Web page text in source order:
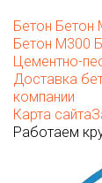
Бетон Бетон
Бетон М300
Цементно-
Доставка
компании
Карта сайта
Работаем